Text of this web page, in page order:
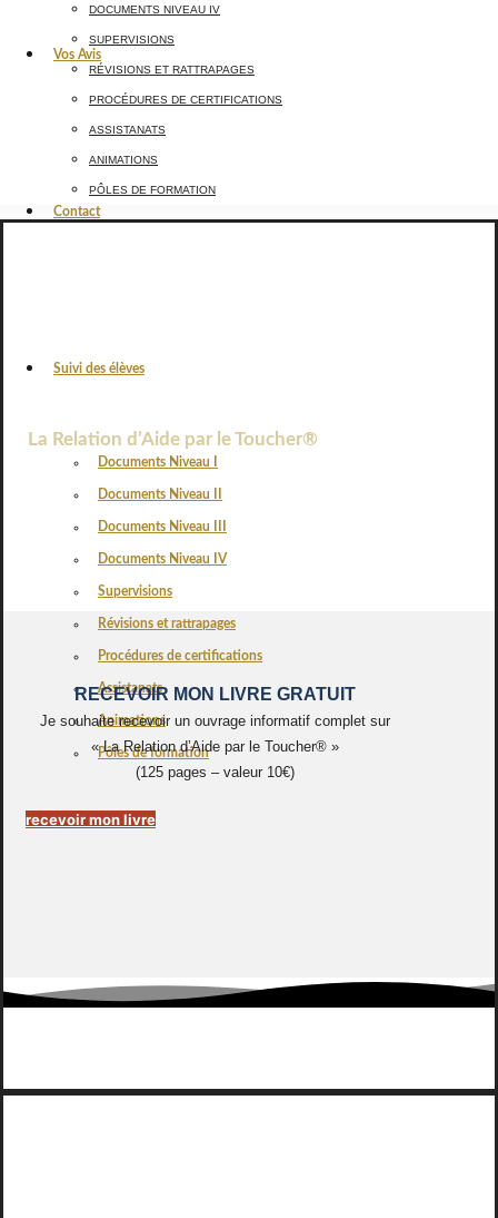
Vos Avis
Contact
Suivi des élèves
Documents Niveau I
Documents Niveau II
Documents Niveau III
Documents Niveau IV
Supervisions
Révisions et rattrapages
Procédures de certifications
Assistanats
Animations
Pôles de formation
DOCUMENTS NIVEAU IV
SUPERVISIONS
RÉVISIONS ET RATTRAPAGES
PROCÉDURES DE CERTIFICATIONS
ASSISTANATS
ANIMATIONS
PÔLES DE FORMATION
La Relation d’Aide par le Toucher®
RECEVOIR MON LIVRE GRATUIT
Je souhaite recevoir un ouvrage informatif complet sur
« La Relation d’Aide par le Toucher® »
(125 pages – valeur 10€)
recevoir mon livre